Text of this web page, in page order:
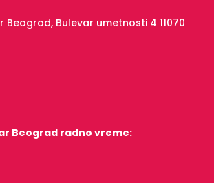
Beograd, Bulevar umetnosti 4 11070
Beograd radno vreme: